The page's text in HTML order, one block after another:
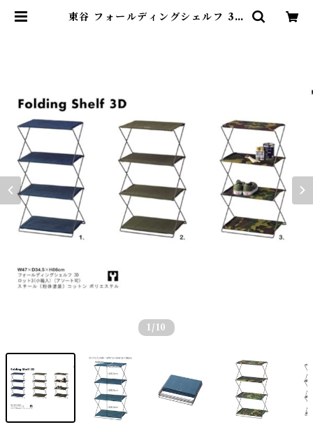
東谷 フォールディングシェルフ 3D
1 /10